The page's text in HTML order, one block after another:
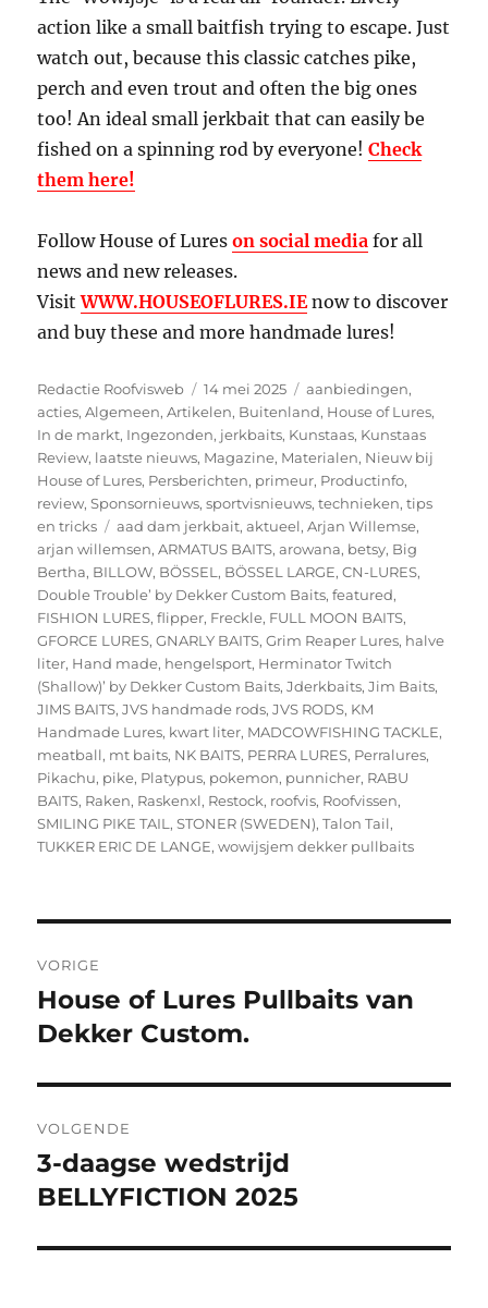
action like a small baitfish trying to escape. Just
watch out, because this classic catches pike,
perch and even trout and often the big ones
too! An ideal small jerkbait that can easily be
fished on a spinning rod by everyone!Check
them here!
Follow House of Lureson social media for all
news and new releases.
VisitWWW.HOUSEOFLURES.IEnow to discover
and buy these and more handmade lures!
Auteur
Redactie Roofvisweb
Geplaatst
op
14 mei 2025 Categorieën
aanbiedingen,
acties,Algemeen,Artikelen, Buitenland, House of Lures,
In de markt, Ingezonden, jerkbaits, Kunstaas, Kunstaas
Review, laatste nieuws, Magazine, Materialen, Nieuw bij
House of Lures, Persberichten, primeur, Productinfo,
review,Sponsornieuws,sportvisnieuws,technieken,tips
en tricks
Tags
aad dam jerkbait,aktueel,Arjan Willemse,
arjan willemsen,ARMATUS BAITS,arowana, betsy, Big
Bertha, BILLOW, BÖSSEL, BÖSSEL LARGE,CN-LURES,
Double Trouble’ by Dekker Custom Baits,featured,
FISHION LURES,flipper, Freckle, FULL MOON BAITS,
GFORCE LURES,GNARLY BAITS,Grim Reaper Lures, halve
liter, Hand made, hengelsport, Herminator Twitch
(Shallow)’ by Dekker Custom Baits,Jderkbaits,Jim Baits,
JIMS BAITS,JVS handmade rods,JVS RODS, KM
Handmade Lures, kwart liter, MADCOWFISHING TACKLE,
meatball, mt baits, NK BAITS, PERRA LURES, Perralures,
Pikachu, pike, Platypus, pokemon, punnicher, RABU
BAITS, Raken, Raskenxl, Restock, roofvis, Roofvissen,
SMILING PIKE TAIL,STONER (SWEDEN),Talon Tail,
TUKKER ERIC DE LANGE,wowijsjem dekker pullbaits
navigatie
VORIGE
Vorig
bericht:
House of Lures Pullbaits van
Dekker Custom.
VOLGENDE
Volgend
bericht:
3-daagse wedstrijd
BELLYFICTION 2025